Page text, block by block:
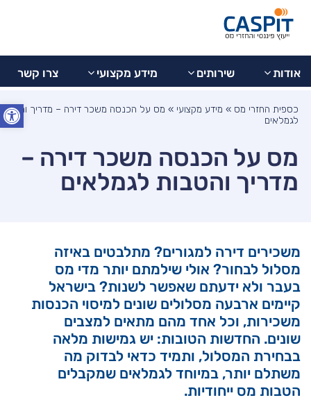
פתח
אודות שירותים מידע מקצועי צרו קשר
כספית החזרי מס » מידע מקצועי » מס על הכנסה משכר דירה – מדריך והטבות
לגמלאים
מס על הכנסה משכר דירה –
מדריך והטבות לגמלאים
משכירים דירה למגורים? מתלבטים באיזה
מסלול לבחור? אולי שילמתם יותר מדי מס
בעבר ולא ידעתם שאפשר לשנות? בישראל
קיימים ארבעה מסלולים שונים למיסוי הכנסות
משכירות, וכל אחד מהם מתאים למצבים
שונים. החדשות הטובות: יש גמישות מלאה
בבחירת המסלול, ותמיד כדאי לבדוק מה
משתלם יותר, במיוחד לגמלאים שמקבלים
הטבות מס ייחודיות.